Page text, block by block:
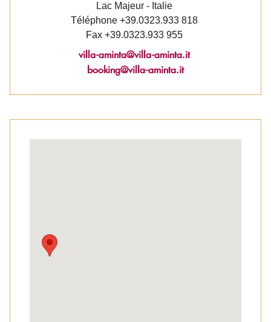
Lac Majeur - Italie
Téléphone +39.0323.933 818
Fax +39.0323.933 955
villa-aminta@villa-aminta.it
booking@villa-aminta.it